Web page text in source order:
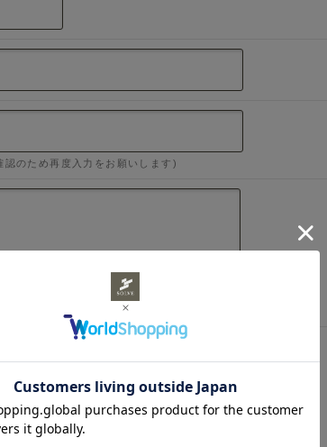
認のため再度入力をお願いします)